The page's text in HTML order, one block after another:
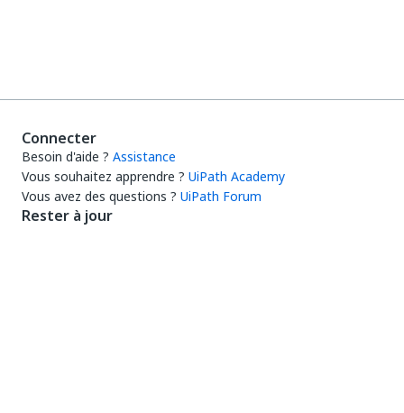
Connecter
Besoin d'aide ? Assistance
Vous souhaitez apprendre ? UiPath Academy
Vous avez des questions ? UiPath Forum
Rester à jour